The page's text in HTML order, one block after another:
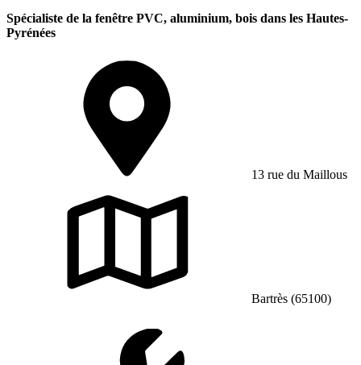
Spécialiste de la fenêtre PVC, aluminium, bois dans les Hautes-
Pyrénées
13 rue du Maillous
Bartrès (65100)